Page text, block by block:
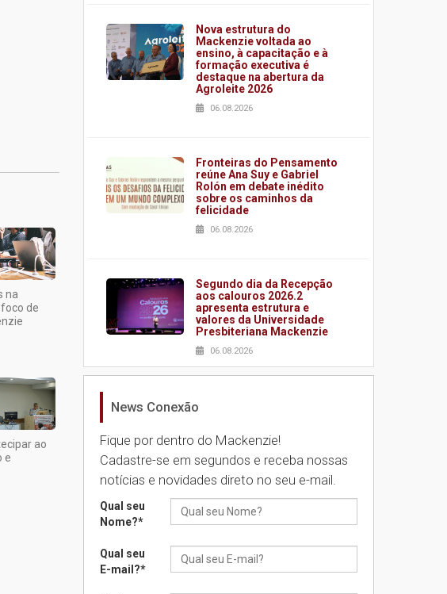
na
de
ao
e
Nova estrutura do
Mackenzie voltada ao
ensino, à capacitação e à
formação executiva é
destaque na abertura da
Agroleite 2026
06.08.2026
Fronteiras do Pensamento
reúne Ana Suy e Gabriel
Rolón em debate inédito
sobre os caminhos da
felicidade
06.08.2026
Segundo dia da Recepção
aos calouros 2026.2
apresenta estrutura e
valores da Universidade
Presbiteriana Mackenzie
06.08.2026
Nova apresentação do
brasileira
05.08.2026
Universidade Mackenzie
realizará nova edição da
05.08.2026
News Conexão
Fique por dentro do Mackenzie!
Cadastre-se em segundos e receba nossas
notícias e novidades direto no seu e-mail.
Qual seu
Nome?*
Qual seu
E-mail?*